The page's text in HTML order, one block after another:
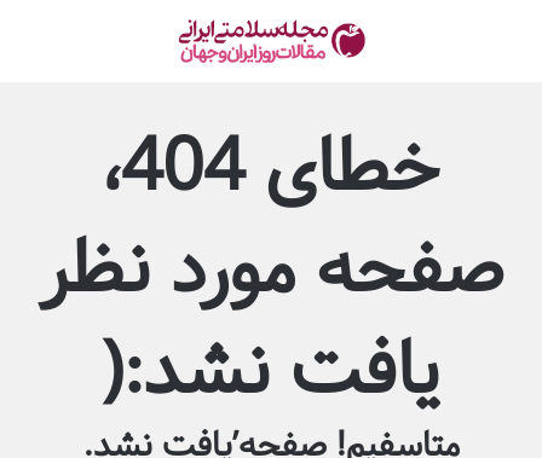
خطای 404،
صفحه مورد نظر
یافت نشد:(
متاسفیم! صفحه’یافت نشد.